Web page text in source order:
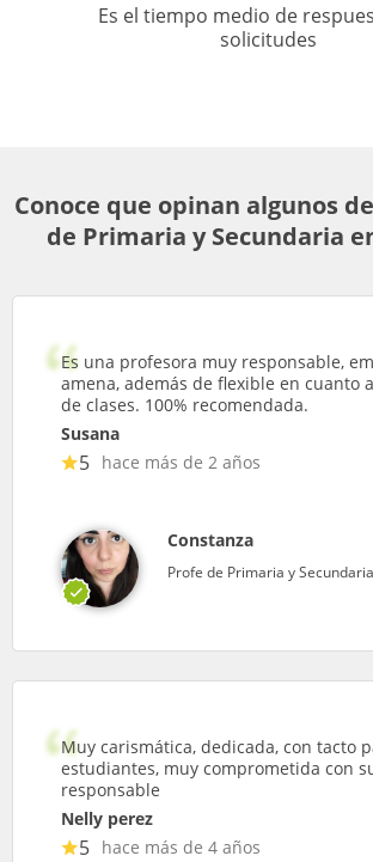
Es el tiempo medio de
solicitudes
Conoce que opinan algunos
de Primaria y Secundaria
Es una profesora muy responsable,
amena, además de flexible en cuanto
de clases. 100% recomendada.
Susana
5 hace más de 2 años
Constanza
Profe de Primaria y Secundaria
Muy carismática, dedicada, con tacto
estudiantes, muy comprometida con
responsable
Nelly perez
5 hace más de 4 años